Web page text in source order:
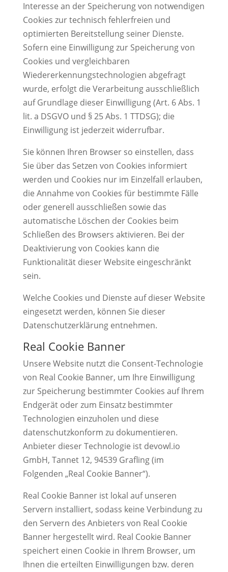
Interesse an der Speicherung von notwendigen
Cookies zur technisch fehlerfreien und
optimierten Bereitstellung seiner Dienste.
Sofern eine Einwilligung zur Speicherung von
Cookies und vergleichbaren
Wiedererkennungstechnologien abgefragt
wurde, erfolgt die Verarbeitung ausschließlich
auf Grundlage dieser Einwilligung (Art. 6 Abs. 1
lit. a DSGVO und § 25 Abs. 1 TTDSG); die
Einwilligung ist jederzeit widerrufbar.
Sie können Ihren Browser so einstellen, dass
Sie über das Setzen von Cookies informiert
werden und Cookies nur im Einzelfall erlauben,
die Annahme von Cookies für bestimmte Fälle
oder generell ausschließen sowie das
automatische Löschen der Cookies beim
Schließen des Browsers aktivieren. Bei der
Deaktivierung von Cookies kann die
Funktionalität dieser Website eingeschränkt
sein.
Welche Cookies und Dienste auf dieser Website
eingesetzt werden, können Sie dieser
Datenschutzerklärung entnehmen.
Real Cookie Banner
Unsere Website nutzt die Consent-Technologie
von Real Cookie Banner, um Ihre Einwilligung
zur Speicherung bestimmter Cookies auf Ihrem
Endgerät oder zum Einsatz bestimmter
Technologien einzuholen und diese
datenschutzkonform zu dokumentieren.
Anbieter dieser Technologie ist devowl.io
GmbH, Tannet 12, 94539 Grafling (im
Folgenden „Real Cookie Banner“).
Real Cookie Banner ist lokal auf unseren
Servern installiert, sodass keine Verbindung zu
den Servern des Anbieters von Real Cookie
Banner hergestellt wird. Real Cookie Banner
speichert einen Cookie in Ihrem Browser, um
Ihnen die erteilten Einwilligungen bzw. deren